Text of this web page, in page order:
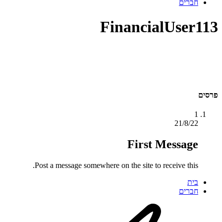
חברים
FinancialUser113
פרסים
1
21/8/22
First Message
Post a message somewhere on the site to receive this.
בית
חברים